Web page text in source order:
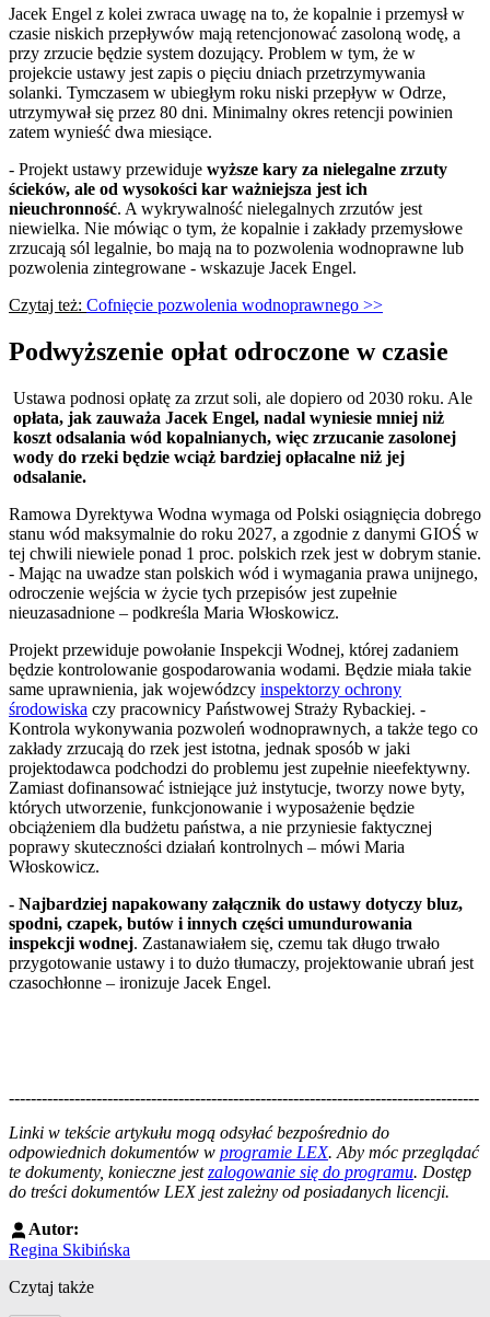
Jacek Engel z kolei zwraca uwagę na to, że kopalnie i przemysł w
czasie niskich przepływów mają retencjonować zasoloną wodę, a
przy zrzucie będzie system dozujący. Problem w tym, że w
projekcie ustawy jest zapis o pięciu dniach przetrzymywania
solanki. Tymczasem w ubiegłym roku niski przepływ w Odrze,
utrzymywał się przez 80 dni. Minimalny okres retencji powinien
zatem wynieść dwa miesiące.
- Projekt ustawy przewiduje wyższe kary za nielegalne zrzuty
ścieków, ale od wysokości kar ważniejsza jest ich
nieuchronność. A wykrywalność nielegalnych zrzutów jest
niewielka. Nie mówiąc o tym, że kopalnie i zakłady przemysłowe
zrzucają sól legalnie, bo mają na to pozwolenia wodnoprawne lub
pozwolenia zintegrowane - wskazuje Jacek Engel.
Czytaj też: Cofnięcie pozwolenia wodnoprawnego >>
Podwyższenie opłat odroczone w czasie
Ustawa podnosi opłatę za zrzut soli, ale dopiero od 2030 roku. Ale
opłata, jak zauważa Jacek Engel, nadal wyniesie mniej niż
koszt odsalania wód kopalnianych, więc zrzucanie zasolonej
wody do rzeki będzie wciąż bardziej opłacalne niż jej
odsalanie.
Ramowa Dyrektywa Wodna wymaga od Polski osiągnięcia dobrego
stanu wód maksymalnie do roku 2027, a zgodnie z danymi GIOŚ w
tej chwili niewiele ponad 1 proc. polskich rzek jest w dobrym stanie.
- Mając na uwadze stan polskich wód i wymagania prawa unijnego,
odroczenie wejścia w życie tych przepisów jest zupełnie
nieuzasadnione – podkreśla Maria Włoskowicz.
Projekt przewiduje powołanie Inspekcji Wodnej, której zadaniem
będzie kontrolowanie gospodarowania wodami. Będzie miała takie
same uprawnienia, jak wojewódzcy inspektorzy ochrony
środowiska czy pracownicy Państwowej Straży Rybackiej. -
Kontrola wykonywania pozwoleń wodnoprawnych, a także tego co
zakłady zrzucają do rzek jest istotna, jednak sposób w jaki
projektodawca podchodzi do problemu jest zupełnie nieefektywny.
Zamiast dofinansować istniejące już instytucje, tworzy nowe byty,
których utworzenie, funkcjonowanie i wyposażenie będzie
obciążeniem dla budżetu państwa, a nie przyniesie faktycznej
poprawy skuteczności działań kontrolnych – mówi Maria
Włoskowicz.
- Najbardziej napakowany załącznik do ustawy dotyczy bluz,
spodni, czapek, butów i innych części umundurowania
inspekcji wodnej. Zastanawiałem się, czemu tak długo trwało
przygotowanie ustawy i to dużo tłumaczy, projektowanie ubrań jest
czasochłonne – ironizuje Jacek Engel.
--------------------------------------------------------------------------------------
Linki w tekście artykułu mogą odsyłać bezpośrednio do
odpowiednich dokumentów w programie LEX. Aby móc przeglądać
te dokumenty, konieczne jestzalogowanie się do programu. Dostęp
do treści dokumentów LEX jest zależny od posiadanych licencji.
Autor:
Regina Skibińska
Czytaj także